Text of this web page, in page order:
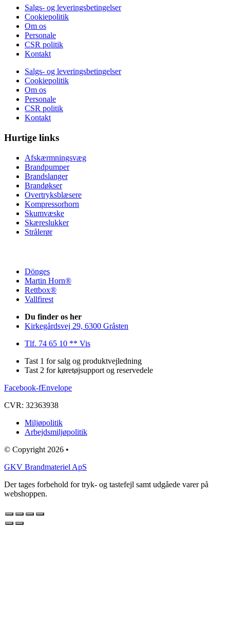
Salgs- og leveringsbetingelser
Cookiepolitik
Om os
Personale
CSR politik
Kontakt
Salgs- og leveringsbetingelser
Cookiepolitik
Om os
Personale
CSR politik
Kontakt
Hurtige links
Afskærmningsvæg
Brandpumper
Brandslanger
Brandøkser
Overtryksblæsere
Kompressorhorn
Skumvæske
Skæreslukker
Strålerør
Dönges
Martin Horn®
Rettbox®
Vallfirest
Du finder os her
Kirkegårdsvej 29, 6300 Gråsten
Tlf. 74 65 10 ** Vis
Tast 1 for salg og produktvejledning
Tast 2 for køretøjsupport og reservedele
Facebook-fEnvelope
CVR: 32363938
Miljøpolitik
Arbejdsmiljøpolitik
© Copyright 2026 •
GKV Brandmateriel ApS
Der tages forbehold for tryk- og tastefejl samt udgåede varer på
webshoppen.